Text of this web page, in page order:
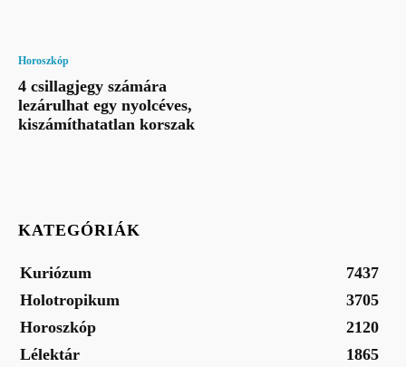
Horoszkóp
4 csillagjegy számára
lezárulhat egy nyolcéves,
kiszámíthatatlan korszak
KATEGÓRIÁK
Kuriózum
7437
Holotropikum
3705
Horoszkóp
2120
Lélektár
1865